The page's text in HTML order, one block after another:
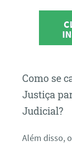
Como se
Justiça
Judicial?
Além disso,